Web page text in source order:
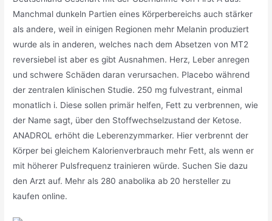
Manchmal dunkeln Partien eines Körperbereichs auch stärker
als andere, weil in einigen Regionen mehr Melanin produziert
wurde als in anderen, welches nach dem Absetzen von MT2
reversiebel ist aber es gibt Ausnahmen. Herz, Leber anregen
und schwere Schäden daran verursachen. Placebo während
der zentralen klinischen Studie. 250 mg fulvestrant, einmal
monatlich i. Diese sollen primär helfen, Fett zu verbrennen, wie
der Name sagt, über den Stoffwechselzustand der Ketose.
ANADROL erhöht die Leberenzymmarker. Hier verbrennt der
Körper bei gleichem Kalorienverbrauch mehr Fett, als wenn er
mit höherer Pulsfrequenz trainieren würde. Suchen Sie dazu
den Arzt auf. Mehr als 280 anabolika ab 20 hersteller zu
kaufen online.